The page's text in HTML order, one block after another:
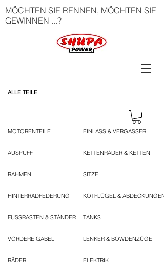
MÖCHTEN SIE RENNEN, MÖCHTEN SIE
GEWINNEN ...?
ALLE TEILE
MOTORENTEILE
AUSPUFF
RAHMEN
HINTERRADFEDERUNG
FUSSRASTEN & STÄNDER
VORDERE GABEL
RÄDER
EINLASS & VERGASSER
KETTENRÄDER & KETTEN
SITZE
KOTFLÜGEL & ABDECKUNGEN
TANKS
LENKER & BOWDENZÜGE
ELEKTRIK